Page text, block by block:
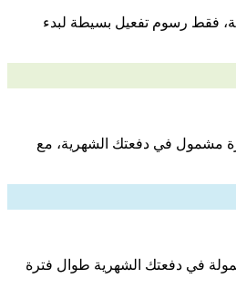
فقط رسوم تفعيل بسيطة لبدء
مشمول في دفعتك الشهرية، مع
في دفعتك الشهرية طوال فترة